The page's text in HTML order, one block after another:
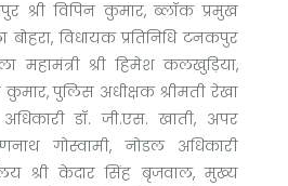
श्री विपिन कुमार, ब्लॉक प्रमुख
बोहरा, विधायक प्रतिनिधि टनकपुर
महामंत्री श्री हिमेश कलखुड़िया,
कुमार, पुलिस अधीक्षक श्रीमती रेखा
डॉ. जी.एस. खाती, अपर
गोस्वामी, नोडल अधिकारी
श्री केदार सिंह बृजवाल, मुख्य